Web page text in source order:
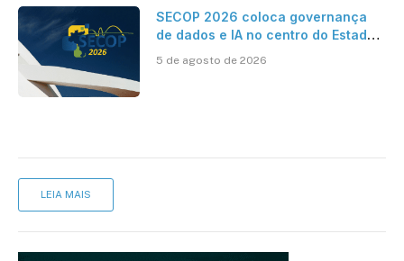
SECOP 2026 coloca governança
de dados e IA no centro do Estado
inteligente
5 de agosto de 2026
LEIA MAIS